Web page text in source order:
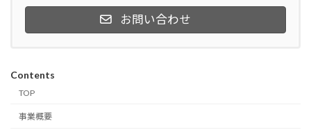
お問い合わせ
Contents
TOP
事業概要